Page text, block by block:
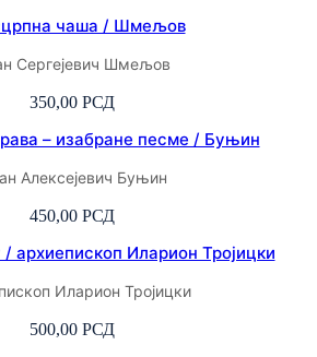
чаша / Шмељов
Сергејевич Шмељов
350,00 РСД
– изабране песме / Буњин
Алексејевич Буњин
450,00 РСД
архиепископ Иларион Тројицки
Иларион Тројицки
500,00 РСД